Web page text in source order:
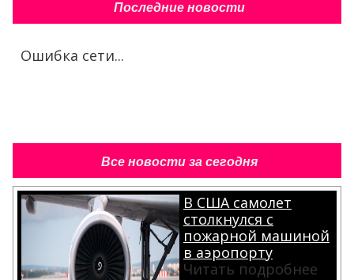
Последние новости
Ошибка сети...
Все новости за сегодня
В США самолет
столкнулся с
пожарной машиной
в аэропорту
Читать подробнее